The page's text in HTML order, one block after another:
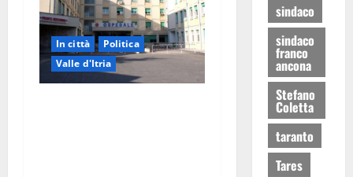
In città
Politica
Valle d'Itria
sindaco
sindaco
franco
ancona
Stefano
Coletta
taranto
Tares